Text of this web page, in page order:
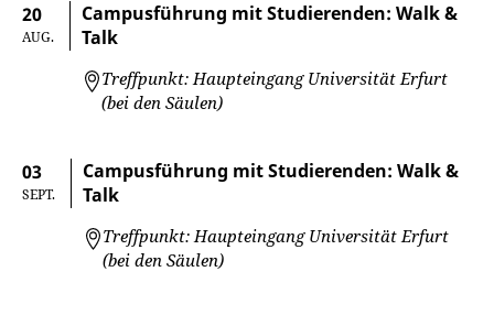
20
AUG.
Campusführung mit Studierenden: Walk &
Talk
Treffpunkt: Haupteingang Universität Erfurt
(bei den Säulen)
03
SEPT.
Campusführung mit Studierenden: Walk &
Talk
Treffpunkt: Haupteingang Universität Erfurt
(bei den Säulen)